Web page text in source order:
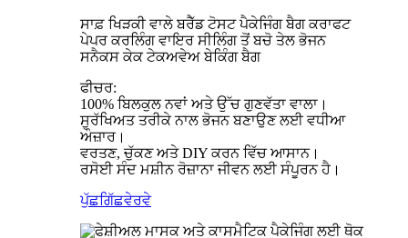
ਸਾਫ਼ ਖਿੜਕੀ ਵਾਲੇ ਬਰੈੱਡ ਟੋਸਟ ਪੈਕੇਜਿੰਗ ਬੈਗ ਕਰਾਫਟ
ਪੇਪਰ ਕਰਲਿੰਗ ਵਾਇਰ ਸੀਲਿੰਗ ਤੋਂ ਬਚੋ ਤੇਲ ਭੋਜਨ
ਸਨੈਕਸ ਕੇਕ ਟੇਕਅਵੇਅ ਬੇਕਿੰਗ ਬੈਗ
ਫੀਚਰ:
100% ਬਿਲਕੁਲ ਨਵਾਂ ਅਤੇ ਉੱਚ ਗੁਣਵੱਤਾ ਵਾਲਾ।
ਸੁਰੱਖਿਅਤ ਤਰੀਕੇ ਨਾਲ ਭੋਜਨ ਬਣਾਉਣ ਲਈ ਵਧੀਆ
ਔਜ਼ਾਰ।
ਵਰਤਣ, ਚੁੱਕਣ ਅਤੇ DIY ਕਰਨ ਵਿੱਚ ਆਸਾਨ।
ਰਸੋਈ ਸੰਦ ਮਸ਼ੀਨ ਰੋਜ਼ਾਨਾ ਜੀਵਨ ਲਈ ਸੰਪੂਰਨ ਹੈ।
ਪੁੱਛਗਿੱਛਵੇਰਵੇ